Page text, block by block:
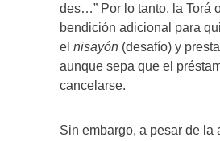
des…” Por lo tanto, la Torá
bendición adicional para
el nisayón (desafío) y
aunque sepa que el
cancelarse.
Sin embargo, a pesar de la